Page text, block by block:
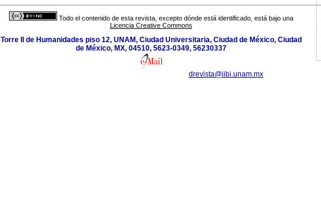
Todo el contenido de esta revista, excepto dónde está identificado, está bajo una
Licencia Creative Commons
Torre II de Humanidades piso 12, UNAM, Ciudad Universitaria, Ciudad de México, Ciudad
de México, MX, 04510, 5623-0349, 56230337
drevista@iibi.unam.mx